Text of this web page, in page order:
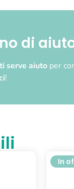
di
ti serve aiuto per
!
In